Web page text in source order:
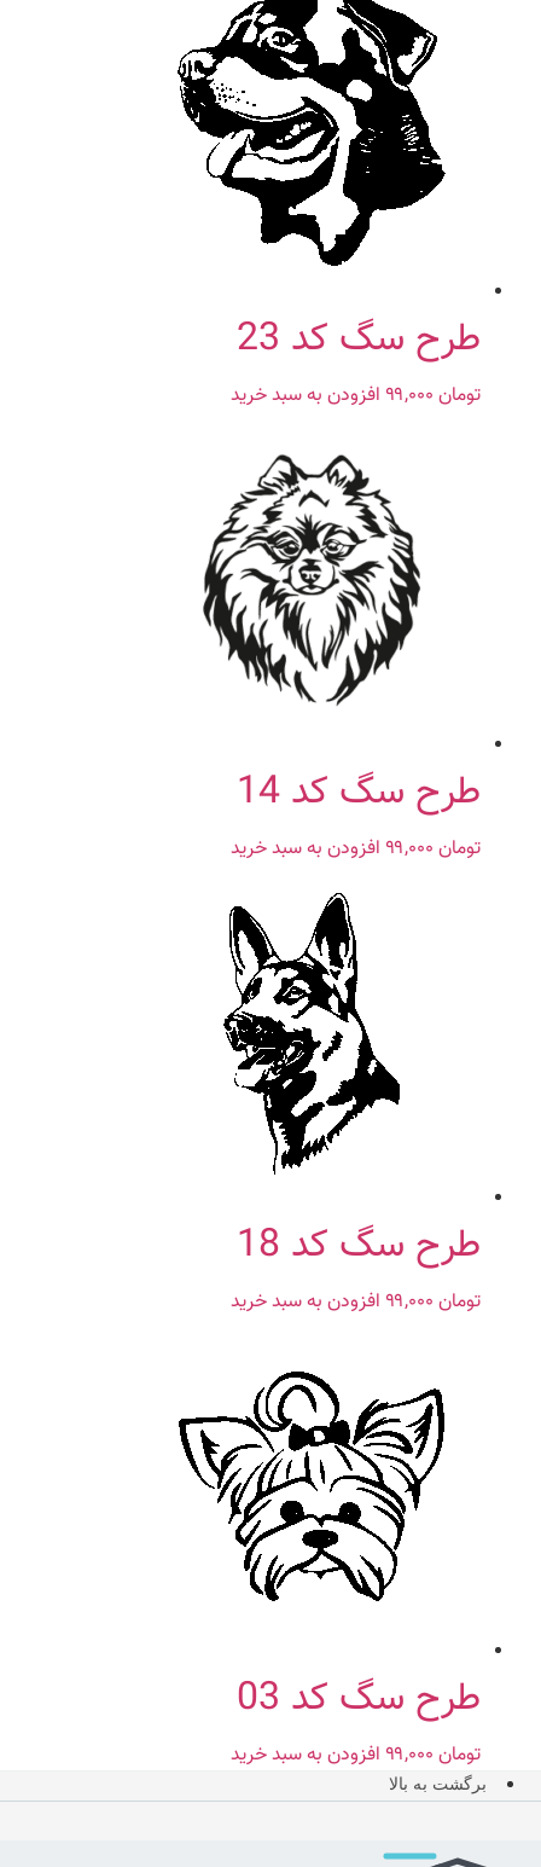
طرح سگ کد 23
تومان افزودن به سبد خرید
طرح سگ کد 14
تومان افزودن به سبد خرید
طرح سگ کد 18
تومان افزودن به سبد خرید
طرح سگ کد 03
تومان افزودن به سبد خرید
برگشت به بالا